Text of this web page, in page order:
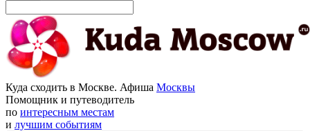
Куда сходить в Москве. Афиша Москвы
Помощник и путеводитель
по интересным местам
и лучшим событиям